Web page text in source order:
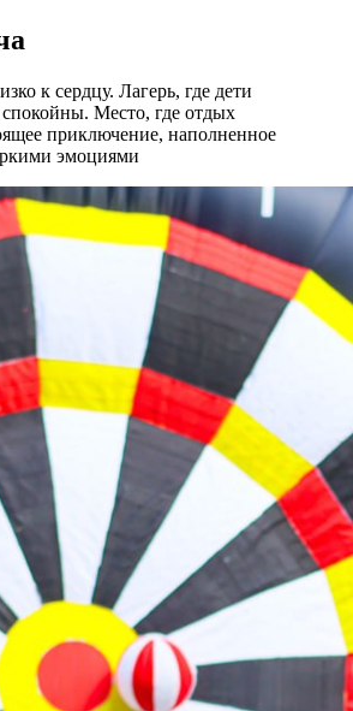
к сердцу. Лагерь, где дети
Место, где отдых
приключение, наполненное
эмоциями